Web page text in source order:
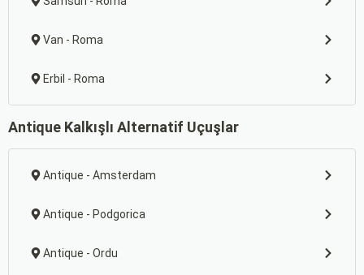
Van - Roma
Erbil - Roma
Antique Kalkışlı Alternatif Uçuşlar
Antique - Amsterdam
Antique - Podgorica
Antique - Ordu